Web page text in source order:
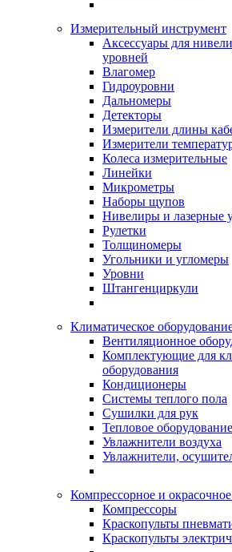
Измерительный инструмент
Аксессуары для
уровней
Влагомер
Гидроуровни
Дальномеры
Детекторы
Измерители длины
Измерители
Колеса измерительные
Линейки
Микрометры
Наборы щупов
Нивелиры и лазерные
Рулетки
Толщиномеры
Угольники и угломеры
Уровни
Штангенциркули
Климатическое
Вентиляционное
Комплектующие для
оборудования
Кондиционеры
Системы теплого пола
Сушилки для рук
Тепловое оборудование
Увлажнители воздуха
Увлажнители,
Компрессорное и
Компрессоры
Краскопульты
Краскопульты